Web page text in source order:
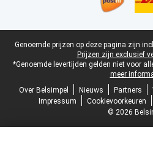
Juridische voettekst
Genoemde prijzen op deze pagina zijn
Prijzen zijn exclusief
*Genoemde levertijden gelden niet voor
meer
Over Belsimpel
Nieuws Partners
Impressum
Cookievoorkeuren
© 2026